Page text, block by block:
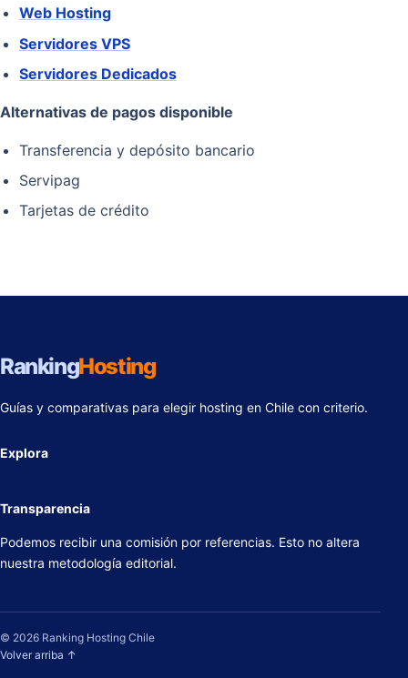
Web Hosting
Servidores VPS
Servidores Dedicados
Alternativas de pagos disponible
Transferencia y depósito bancario
Servipag
Tarjetas de crédito
RankingHosting
Guías y comparativas para elegir hosting en Chile con criterio.
Explora
Transparencia
Podemos recibir una comisión por referencias. Esto no altera
nuestra metodología editorial.
© 2026 Ranking Hosting Chile
Volver arriba ↑